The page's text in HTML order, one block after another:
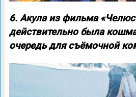
6. Акула из фильма
действительно была
очередь для съёмочной